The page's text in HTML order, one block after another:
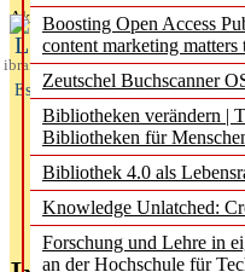
Boosting Open Access
content marketing
Zeutschel Buchscanner
Bibliotheken verändern |
Bibliotheken für
Bibliothek 4.0 als
Knowledge Unlatched:
Forschung und Lehre in
an der Hochschule für
Aktuelles aus
L
ibrary
Essentials